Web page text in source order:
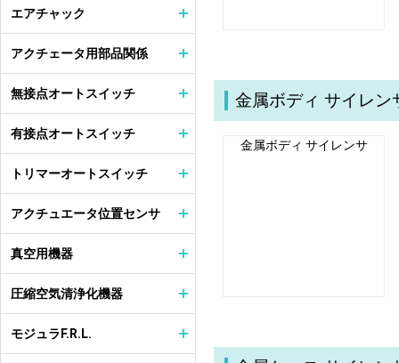
金属ボディ サイレン
金属ボディ サイレンサ
エアチャック
アクチェータ用部品関係
無接点オートスイッチ
有接点オートスイッチ
トリマーオートスイッチ
アクチュエータ位置センサ
真空用機器
圧縮空気清浄化機器
モジュラF.R.L.